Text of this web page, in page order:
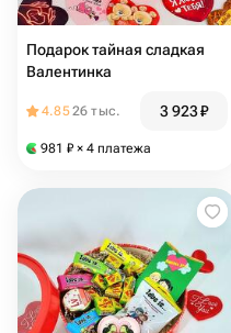
Подарок тайная сладкая
Валентинка
4.8526 тыс. 3 923₽
981 ₽ × 4 платежа